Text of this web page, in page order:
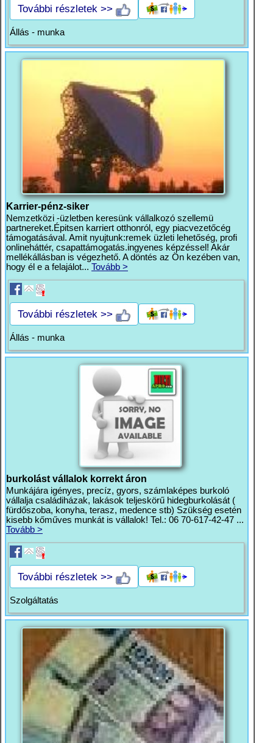
További részletek >>
Állás - munka
Karrier-pénz-siker
Nemzetközi -üzletben keresünk vállalkozó szellemü
partnereket.Épitsen karriert otthonról, egy piacvezetőcég
támogatásával. Amit nyujtunk:remek üzleti lehetőség, profi
onlineháttér, csapattámogatás.ingyenes képzéssel! Akár
mellékállásban is végezhető. A döntés az Ön kezében van,
hogy él e a felajálot... Tovább >
További részletek >>
Állás - munka
burkolást vállalok korrekt áron
Munkájára igényes, precíz, gyors, számlaképes burkoló
vállalja családiházak, lakások teljeskörű hidegburkolását (
fürdőszoba, konyha, terasz, medence stb) Szükség esetén
kisebb kőműves munkát is vállalok! Tel.: 06 70-617-42-47 ...
Tovább >
További részletek >>
Szolgáltatás